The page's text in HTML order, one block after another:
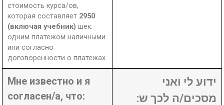
стоимость курса/ов,
которая составляет 2950
(включая учебник)шек.
одним платежом наличными
или согласно
договоренности о платежах.
Мне известно и я
согласен/а, что:
ידוע לי ואני
מסכים/ה לכך ש: